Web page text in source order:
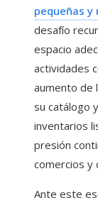
pequeñas y
desafío
espacio
actividades
aumento de
su catálogo
inventarios
presión
comercios y
Ante este